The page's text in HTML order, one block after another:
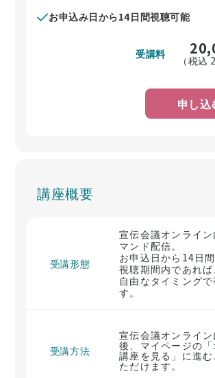
お申込み日から14日間視聴可能
受講料 （税込
申し込
講座概要
受講形態
宣伝会議オンライ
マンド配信。
お申込日から14日間
視聴期間内であれ
自由なタイミングで
す。
受講方法
宣伝会議オンライ
後、マイページの
講座を見る」に進
ただけます。